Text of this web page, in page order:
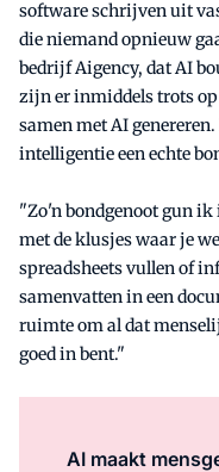
software schrijven uit
die niemand opnieuw
bedrijf Aigency, dat AI
zijn er inmiddels trots op
samen met AI
intelligentie een echte
"Zo'n bondgenoot gun ik
met de klusjes waar je
spreadsheets vullen of
samenvatten in een
ruimte om al dat
goed in bent."
AI maakt